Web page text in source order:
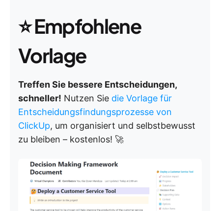
⭐Empfohlene
Vorlage
Treffen Sie bessere Entscheidungen,
schneller! Nutzen Sie die Vorlage für
Entscheidungsfindungsprozesse von
ClickUp, um organisiert und selbstbewusst
zu bleiben – kostenlos! 🚀